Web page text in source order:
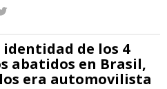
identidad de los 4
abatidos en Brasil,
era automovilista